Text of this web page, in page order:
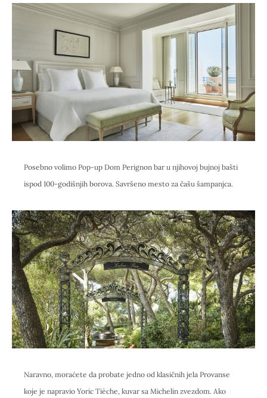
Posebno volimo Pop-up Dom Perignon bar u njihovoj bujnoj bašti
ispod 100-godišnjih borova. Savršeno mesto za čašu šampanjca.
Naravno, moraćete da probate jedno od klasičnih jela Provanse
koje je napravio Yoric Tièche, kuvar sa Michelin zvezdom. Ako